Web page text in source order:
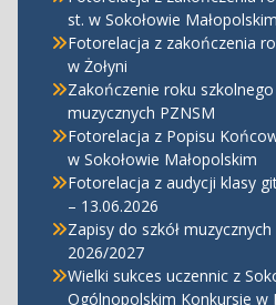
st. w Sokołowie Małopolskim
Fotorelacja z zakończenia
w Żołyni
Zakończenie roku
muzycznych PZNSM
Fotorelacja z Popisu
w Sokołowie Małopolskim
Fotorelacja z audycji klasy
– 13.06.2026
Zapisy do szkół
2026/2027
Wielki sukces uczennic z
Ogólnopolskim Konkursie w